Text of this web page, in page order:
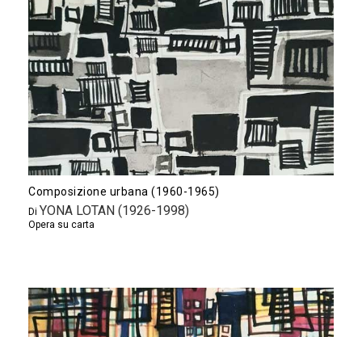
Composizione urbana (1960-1965)
Di YONA LOTAN (1926-1998)
Opera su carta